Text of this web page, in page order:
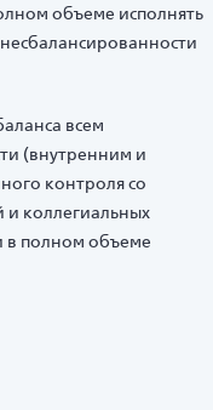
объеме исполнять
всем
(внутренним и
контроля со
и коллегиальных
в полном объеме